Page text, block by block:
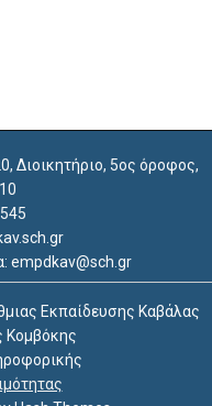
Διοικητήριο, 5ος όροφος,
empdkav@sch.gr
Εκπαίδευσης Καβάλας
Κομβόκης